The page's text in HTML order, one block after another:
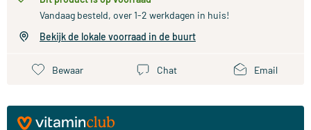
Vandaag besteld, over 1-2 werkdagen in huis!
Bekijk de lokale voorraad in de buurt
Bewaar Chat Email